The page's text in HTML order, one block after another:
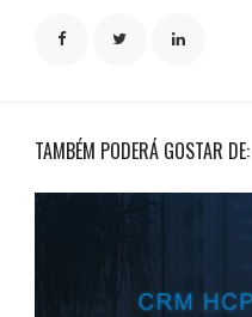
TAMBÉM PODERÁ GOSTAR DE: